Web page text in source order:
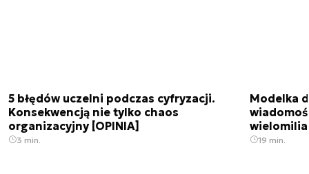
5 błędów uczelni podczas cyfryzacji.
Konsekwencją nie tylko chaos
organizacyjny [OPINIA]
3 min.
Modelka
19 min.